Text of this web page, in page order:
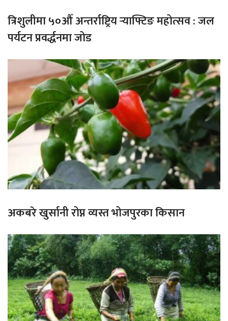
त्रिशुलीमा ५०औँ अन्तर्राष्ट्रिय र्‍याफ्टिङ महोत्सव : जल
पर्यटन प्रवर्द्धनमा जोड
अकबरे खुर्सानी रोप्न व्यस्त भोजपुरका किसान